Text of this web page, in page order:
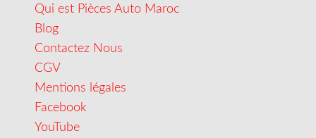
Qui est Pièces Auto Maroc
Blog
Contactez Nous
CGV
Mentions légales
Facebook
YouTube